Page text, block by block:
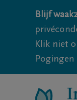
Blijf
Klik niet